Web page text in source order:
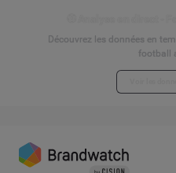
Découvrez les données en
football